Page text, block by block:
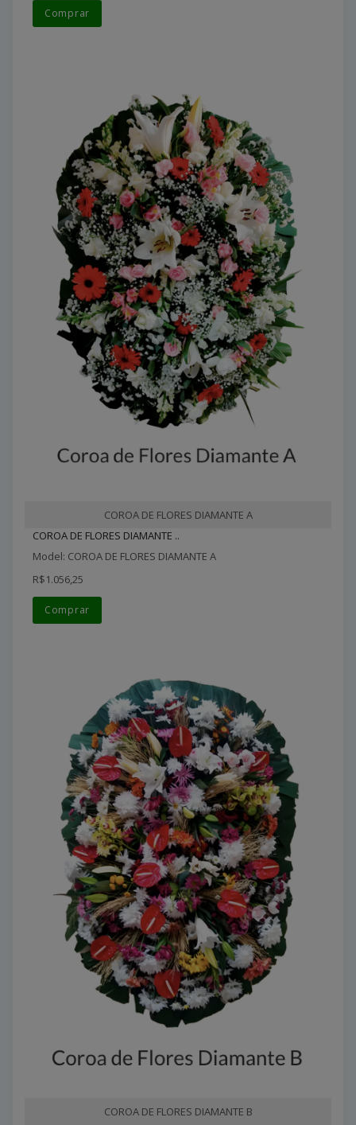
Comprar
COROA DE FLORES DIAMANTE A
COROA DE FLORES DIAMANTE ..
Model: COROA DE FLORES DIAMANTE A
R$1.056,25
Comprar
COROA DE FLORES DIAMANTE B